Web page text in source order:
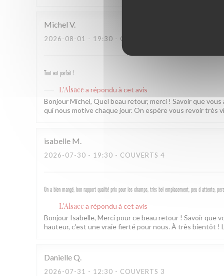
Michel V
2026-08-01 - 19:30 - COUVERTS 2
Tout est parfait !
L'Alsace a répondu à cet avis
Bonjour Michel, Quel beau retour, merci ! Savoir que
qui nous motive chaque jour. On espère vous revoir très
isabelle M
2026-07-30 - 19:30 - COUVERTS 4
On a bien mangé, bon rapport qualité prix pour les champs, très bel emplacement, peu d attente,
L'Alsace a répondu à cet avis
Bonjour Isabelle, Merci pour ce beau retour ! Savoir que
hauteur, c'est une vraie fierté pour nous. À très bientôt !
DanielleQ
2026-07-31 - 12:30 - COUVERTS 3